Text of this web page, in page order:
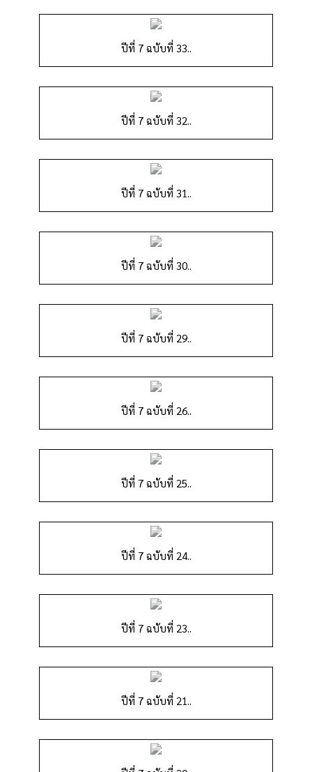
ปีที่ 7 ฉบับที่ 33..
ปีที่ 7 ฉบับที่ 32..
ปีที่ 7 ฉบับที่ 31..
ปีที่ 7 ฉบับที่ 30..
ปีที่ 7 ฉบับที่ 29..
ปีที่ 7 ฉบับที่ 26..
ปีที่ 7 ฉบับที่ 25..
ปีที่ 7 ฉบับที่ 24..
ปีที่ 7 ฉบับที่ 23..
ปีที่ 7 ฉบับที่ 21..